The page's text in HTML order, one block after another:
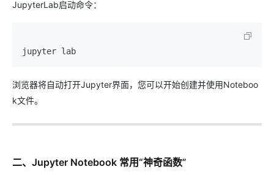
JupyterLab启动命令：
浏览器将自动打开Jupyter界面，您可以开始创建并使用Noteboo
k文件。
二、Jupyter Notebook 常用“神奇函数”